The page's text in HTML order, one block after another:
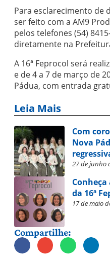
Para esclarecimento de
ser feito com a AM9
pelos telefones (54)
diretamente na
A 16ª Feprocol será
e de 4 a 7 de março de
Pádua, com entrada
Leia Mais
Com
Nova
27 de junho
da 16ª
17 de maio
Compartilhe: